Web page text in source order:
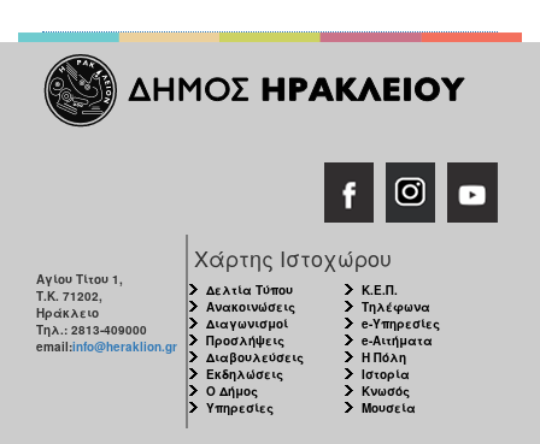
Αγίου Τίτου 1,
Τ.Κ. 71202,
Ηράκλειο
Τηλ.: 2813-409000
email:info@heraklion.gr
Χάρτης Ιστοχώρου
Δελτία Τύπου
Ανακοινώσεις
Διαγωνισμοί
Προσλήψεις
Διαβουλεύσεις
Εκδηλώσεις
Ο Δήμος
Υπηρεσίες
Κ.Ε.Π.
Τηλέφωνα
e-Υπηρεσίες
e-Αιτήματα
Η Πόλη
Ιστορία
Κνωσός
Μουσεία